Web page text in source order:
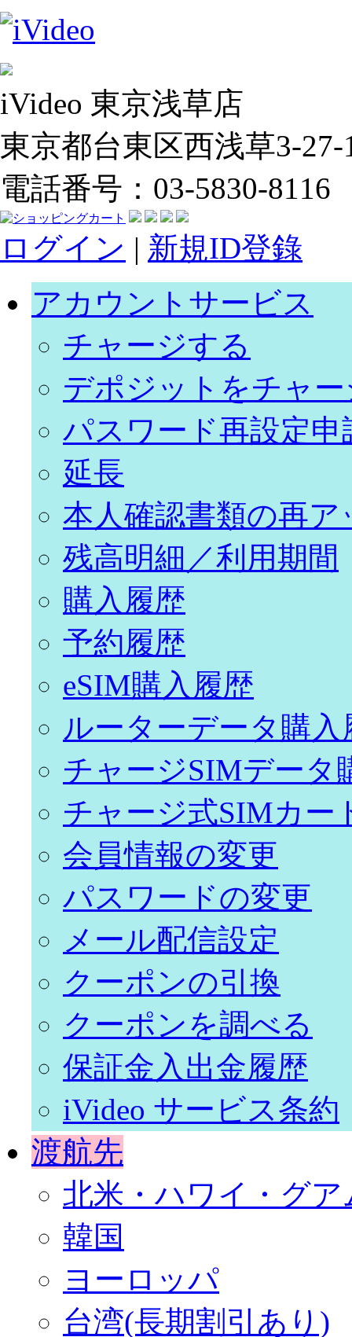
iVideo 東京浅草店
東京都台東区西浅草3-27-
電話番号：03-5830-8116
ログイン | 新規ID登錄
アカウントサービス
チャージする
デポジットをチャ
パスワード再設定申
延長
本人確認書類の再ア
残高明細／利用期間
購入履歴
予約履歴
eSIM購入履歴
ルーターデータ購入
チャージSIMデータ
チャージ式SIMカー
会員情報の変更
パスワードの変更
メール配信設定
クーポンの引換
クーポンを調べる
保証金入出金履歴
iVideo サービス条約
渡航先
北米・ハワイ・グア
韓国
ヨーロッパ
台湾(長期割引あり)